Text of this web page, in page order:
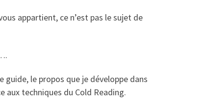
appartient, ce n’est pas le sujet de
le propos que je développe dans
aux techniques du Cold Reading.